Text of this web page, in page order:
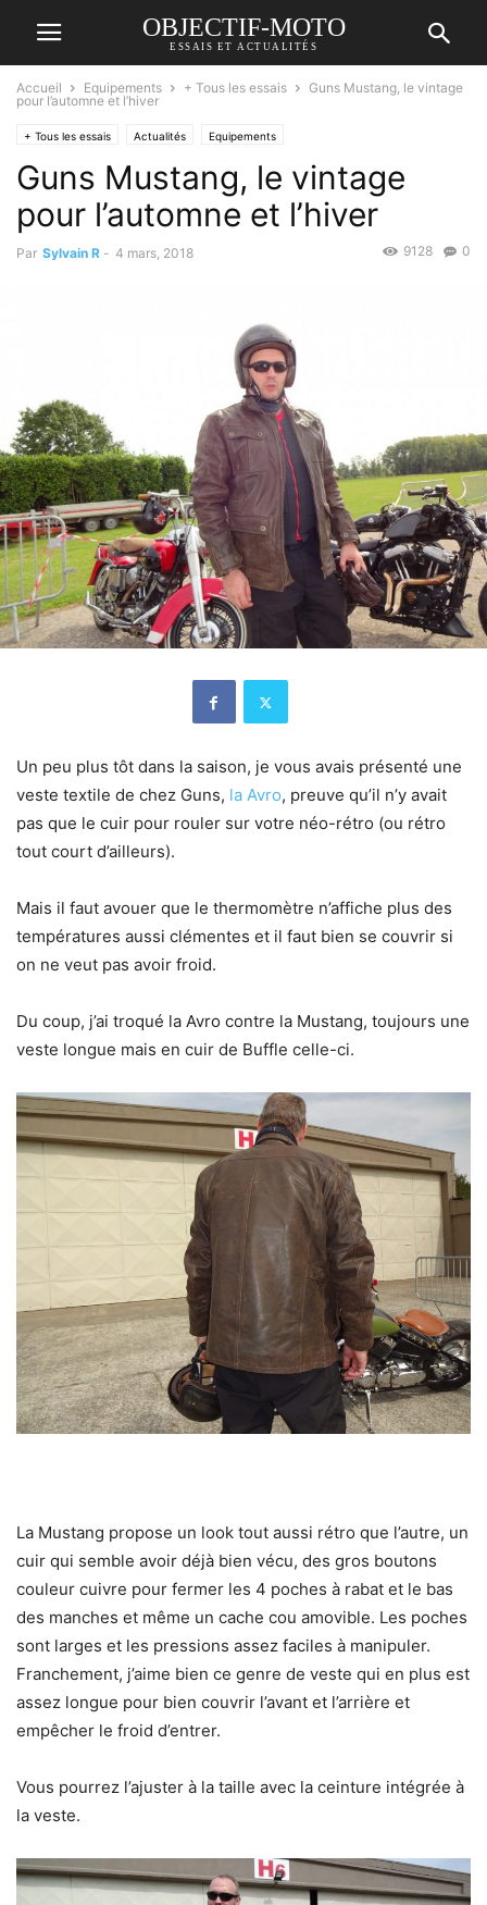
OBJECTIF-MOTO
ESSAIS ET ACTUALITÉS
Accueil Equipements + Tous les essais
Guns Mustang, le vintage
pour l’automne et l’hiver
+ Tous les essais Actualités Equipements
Guns Mustang, le vintage
pour l’automne et l’hiver
Par Sylvain R - 4 mars, 2018 0
9128
Un peu plus tôt dans la saison, je vous avais présenté une
veste textile de chez Guns, la Avro, preuve qu’il n’y avait
pas que le cuir pour rouler sur votre néo-rétro (ou rétro
tout court d’ailleurs).
Mais il faut avouer que le thermomètre n’affiche plus des
températures aussi clémentes et il faut bien se couvrir si
on ne veut pas avoir froid.
Du coup, j’ai troqué la Avro contre la Mustang, toujours une
veste longue mais en cuir de Buffle celle-ci.
La Mustang propose un look tout aussi rétro que l’autre, un
cuir qui semble avoir déjà bien vécu, des gros boutons
couleur cuivre pour fermer les 4 poches à rabat et le bas
des manches et même un cache cou amovible. Les poches
sont larges et les pressions assez faciles à manipuler.
Franchement, j’aime bien ce genre de veste qui en plus est
assez longue pour bien couvrir l’avant et l’arrière et
empêcher le froid d’entrer.
Vous pourrez l’ajuster à la taille avec la ceinture intégrée à
la veste.